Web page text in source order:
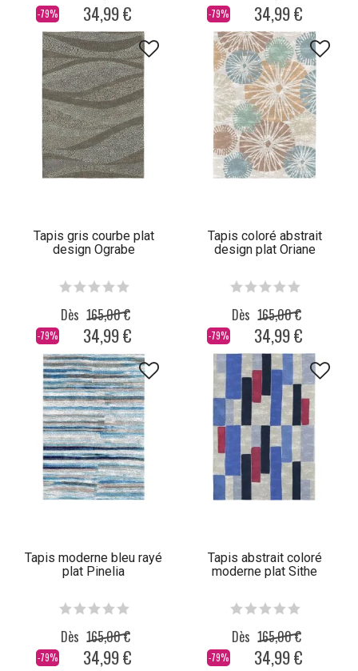
-79% 34,99 € -79% 34,99 €
Tapis gris courbe plat
design Ograbe
-79%
Dès 165,00 €
34,99 €
Tapis coloré abstrait
design plat Oriane
-79%
Dès 165,00 €
34,99 €
Tapis moderne bleu rayé
plat Pinelia
-79%
Dès 165,00 €
34,99 €
Tapis abstrait coloré
moderne plat Sithe
-79%
Dès 165,00 €
34,99 €